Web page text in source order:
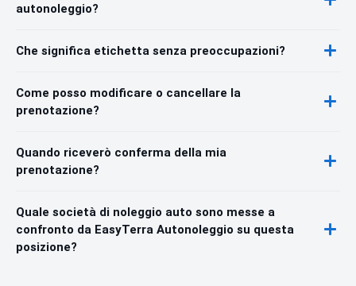
autonoleggio?
Che significa etichetta senza preoccupazioni?
Come posso modificare o cancellare la
prenotazione?
Quando riceverò conferma della mia
prenotazione?
Quale società di noleggio auto sono messe a
confronto da EasyTerra Autonoleggio su questa
posizione?